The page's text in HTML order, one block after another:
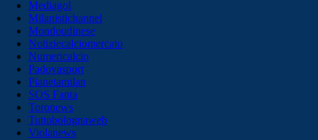
Mediagol
Milanistichannel
Mondoudinese
Notiziecalciomercato
Numericalcio
Padovasport
Pianetamilan
SOS Fanta
Toronews
Tuttobolognaweb
Violanews